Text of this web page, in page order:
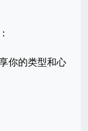
：
你的类型和心